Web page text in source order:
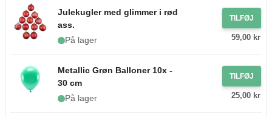
Julekugler med glimmer i rød
ass.
På lager
TILFØJ
59,00 kr
Metallic Grøn Balloner 10x -
30 cm
På lager
TILFØJ
25,00 kr